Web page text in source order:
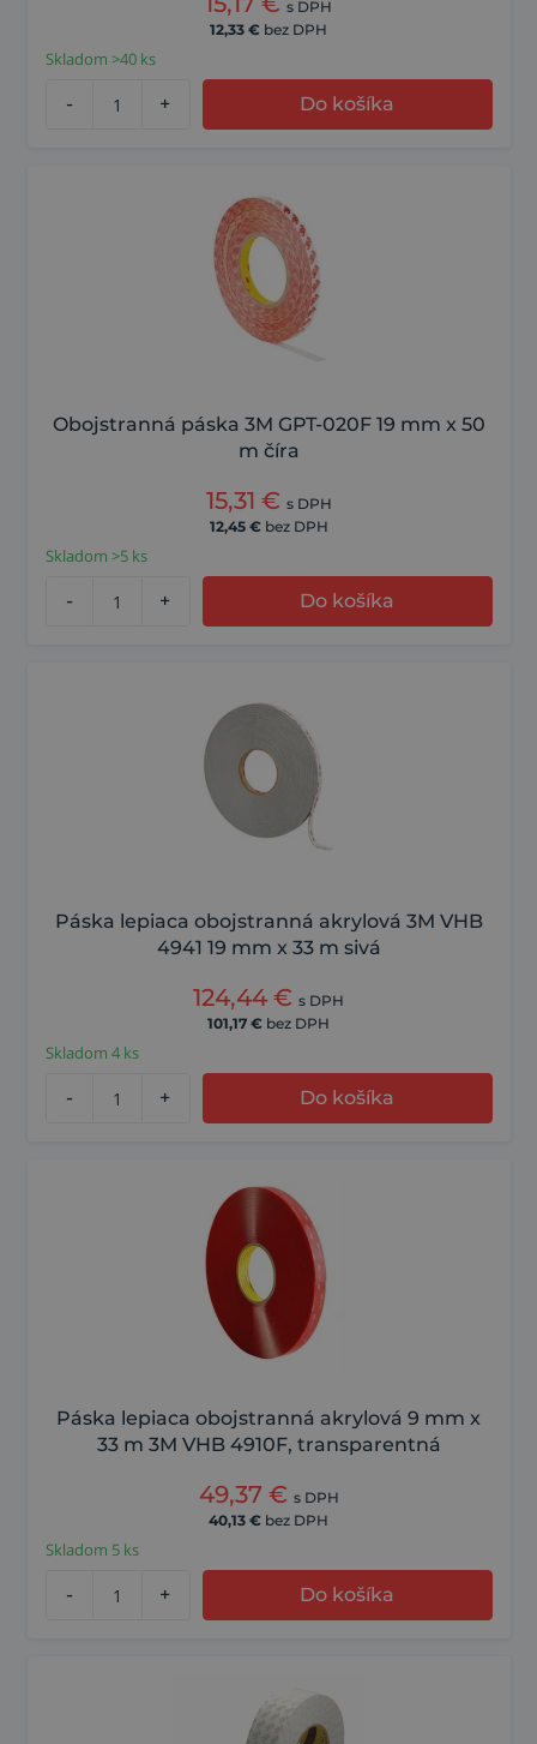
s DPH
12,33 € bez DPH
Skladom >40 ks
- + Do košíka
Obojstranná páska 3M GPT-020F 19 mm x 50
m číra
15,31 € s DPH
12,45 € bez DPH
Skladom >5 ks
- + Do košíka
Páska lepiaca obojstranná akrylová 3M VHB
4941 19 mm x 33 m sivá
124,44 € s DPH
101,17 € bez DPH
Skladom 4 ks
- + Do košíka
Páska lepiaca obojstranná akrylová 9 mm x
33 m 3M VHB 4910F, transparentná
49,37 € s DPH
40,13 € bez DPH
Skladom 5 ks
- + Do košíka